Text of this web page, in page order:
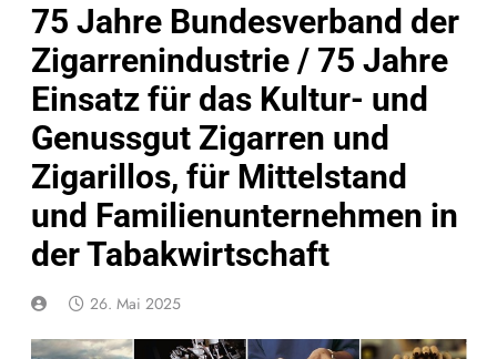
75 Jahre Bundesverband der
Zigarrenindustrie / 75 Jahre
Einsatz für das Kultur- und
Genussgut Zigarren und
Zigarillos, für Mittelstand
und Familienunternehmen in
der Tabakwirtschaft
26. Mai 2025